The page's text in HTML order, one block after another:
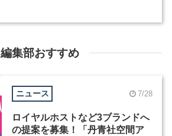
編集部おすすめ
ニュース 7/28
ロイヤルホストなど3ブランドへ
の提案を募集！「丹青社空間ア